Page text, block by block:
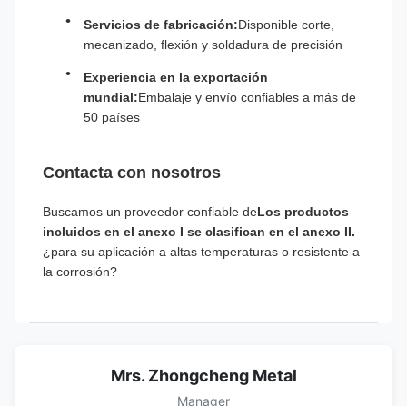
Servicios de fabricación:Disponible corte,
mecanizado, flexión y soldadura de precisión
Experiencia en la exportación
mundial:Embalaje y envío confiables a más de
50 países
Contacta con nosotros
Buscamos un proveedor confiable deLos productos
incluidos en el anexo I se clasifican en el anexo II.
¿para su aplicación a altas temperaturas o resistente a
la corrosión?
Mrs. Zhongcheng Metal
Manager